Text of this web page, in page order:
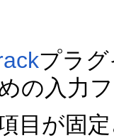
プラ
の入力
目が固